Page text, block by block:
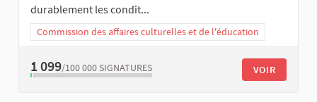
durablement les condit...
Commission des affaires culturelles et de l'éducation
1 099/100 000 SIGNATURES VOIR